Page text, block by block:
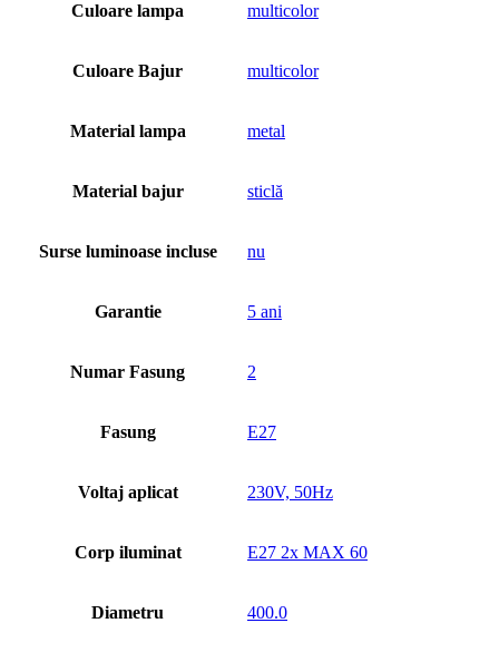
Culoare lampa multicolor
Culoare Bajur multicolor
Material lampa metal
Material bajur sticlă
Surse luminoase incluse nu
Garantie 5 ani
Numar Fasung 2
Fasung E27
Voltaj aplicat 230V, 50Hz
Corp iluminat E27 2x MAX 60
Diametru 400.0